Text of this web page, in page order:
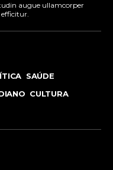
augue ullamcorper
SAÚDE
CULTURA